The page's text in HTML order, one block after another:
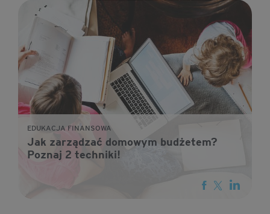
EDUKACJA FINANSOWA
Jak zarządzać domowym budżetem?
Poznaj 2 techniki!